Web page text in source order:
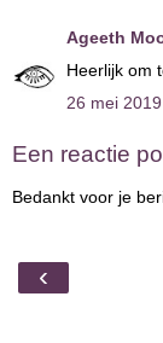
Ageeth
Heerlijk om
26 mei
Een reactie
Bedankt voor je
‹